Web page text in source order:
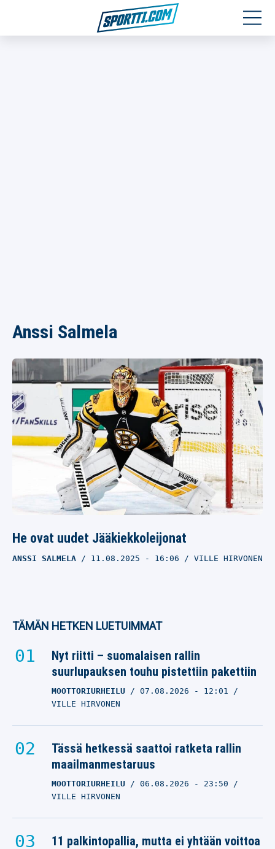
Anssi Salmela
He ovat uudet Jääkiekkoleijonat
ANSSI SALMELA 11.08.2025 - 16:06 VILLE HIRVONEN
TÄMÄN HETKEN LUETUIMMAT
Nyt riitti – suomalaisen rallin
suurlupauksen touhu pistettiin pakettiin
MOOTTORIURHEILU 07.08.2026 - 12:01
VILLE HIRVONEN
Tässä hetkessä saattoi ratketa rallin
maailmanmestaruus
MOOTTORIURHEILU 06.08.2026 - 23:50
VILLE HIRVONEN
11 palkintopallia, mutta ei yhtään voittoa